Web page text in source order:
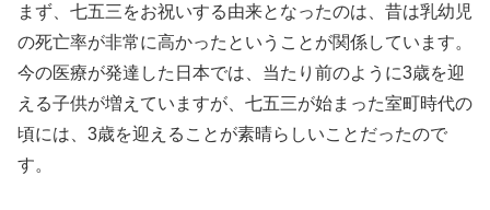
まず、七五三をお祝いする由来となったのは、昔は乳幼児
の死亡率が非常に高かったということが関係しています。
今の医療が発達した日本では、当たり前のように3歳を迎
える子供が増えていますが、七五三が始まった室町時代の
頃には、3歳を迎えることが素晴らしいことだったので
す。